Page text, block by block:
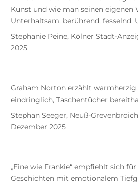
Kunst und wie man seinen eigenen
Unterhaltsam, berührend, fesselnd.
Stephanie Peine, Kölner Stadt-
2025
Graham Norton erzählt
eindringlich, Taschentücher
Stephan Seeger, Neuß-
Dezember 2025
„Eine wie Frankie“ empfiehlt sich für
Geschichten mit emotionalem